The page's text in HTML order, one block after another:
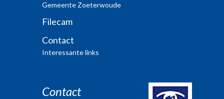
Gemeente Zoeterwoude
Filecam
Contact
Interessante links
Contact